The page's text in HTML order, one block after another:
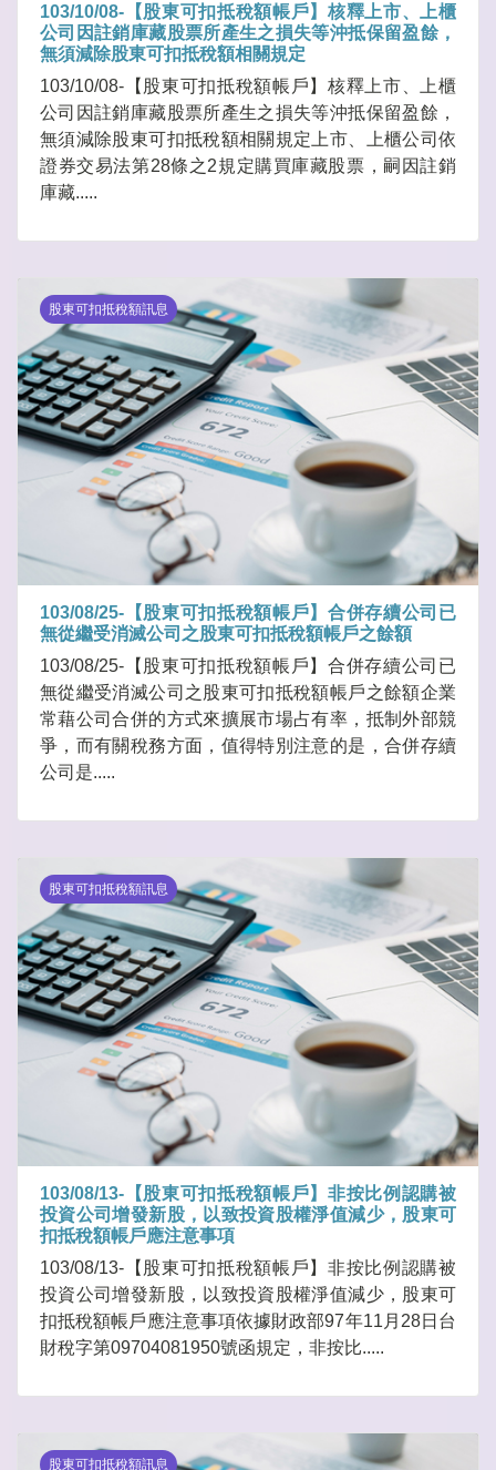
103/10/08-【股東可扣抵稅額帳戶】核釋上市、上櫃
公司因註銷庫藏股票所產生之損失等沖抵保留盈餘，
無須減除股東可扣抵稅額相關規定
103/10/08-【股東可扣抵稅額帳戶】核釋上市、上櫃
公司因註銷庫藏股票所產生之損失等沖抵保留盈餘，
無須減除股東可扣抵稅額相關規定上市、上櫃公司依
證券交易法第28條之2規定購買庫藏股票，嗣因註銷
庫藏.....
股東可扣抵稅額訊息
103/08/25-【股東可扣抵稅額帳戶】合併存續公司已
無從繼受消滅公司之股東可扣抵稅額帳戶之餘額
103/08/25-【股東可扣抵稅額帳戶】合併存續公司已
無從繼受消滅公司之股東可扣抵稅額帳戶之餘額企業
常藉公司合併的方式來擴展市場占有率，抵制外部競
爭，而有關稅務方面，值得特別注意的是，合併存續
公司是.....
股東可扣抵稅額訊息
103/08/13-【股東可扣抵稅額帳戶】非按比例認購被
投資公司增發新股，以致投資股權淨值減少，股東可
扣抵稅額帳戶應注意事項
103/08/13-【股東可扣抵稅額帳戶】非按比例認購被
投資公司增發新股，以致投資股權淨值減少，股東可
扣抵稅額帳戶應注意事項依據財政部97年11月28日台
財稅字第09704081950號函規定，非按比.....
股東可扣抵稅額訊息